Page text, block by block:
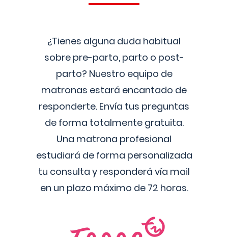
¿Tienes alguna duda habitual
sobre pre-parto, parto o post-
parto? Nuestro equipo de
matronas estará encantado de
responderte. Envía tus preguntas
de forma totalmente gratuita.
Una matrona profesional
estudiará de forma personalizada
tu consulta y responderá vía mail
en un plazo máximo de 72 horas.